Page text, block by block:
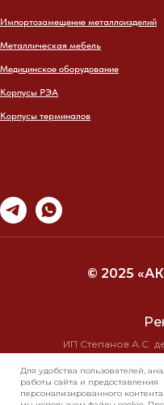
Импортозамещение металлоизделий
Металлическая мебель
Медицинское оборудование
Корпусы РЭА
Корпусы терминалов
ИП Степанов А.С
№ 10/
ИНН 7723
ОГРН
© 2025
Для удобства пользователей,
работы сайта и предоставления
персонализированного контента